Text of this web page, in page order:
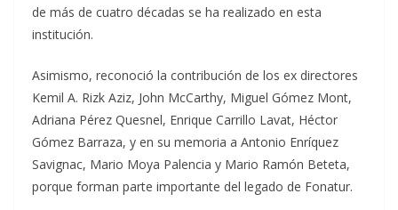
de más de cuatro décadas se ha realizado en esta
institución.
Asimismo, reconoció la contribución de los ex directores
Kemil A. Rizk Aziz, John McCarthy, Miguel Gómez Mont,
Adriana Pérez Quesnel, Enrique Carrillo Lavat, Héctor
Gómez Barraza, y en su memoria a Antonio Enríquez
Savignac, Mario Moya Palencia y Mario Ramón Beteta,
porque forman parte importante del legado de Fonatur.